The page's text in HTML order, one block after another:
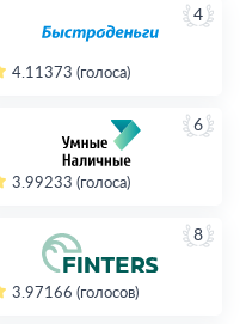
4
4.11 373 (голоса)
6
3.99233 (голоса)
8
3.97166 (голосов)